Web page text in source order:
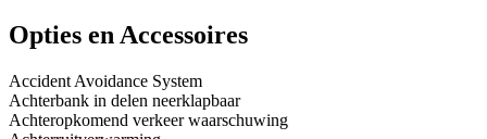
Opties en Accessoires
Accident Avoidance System
Achterbank in delen neerklapbaar
Achteropkomend verkeer waarschuwing